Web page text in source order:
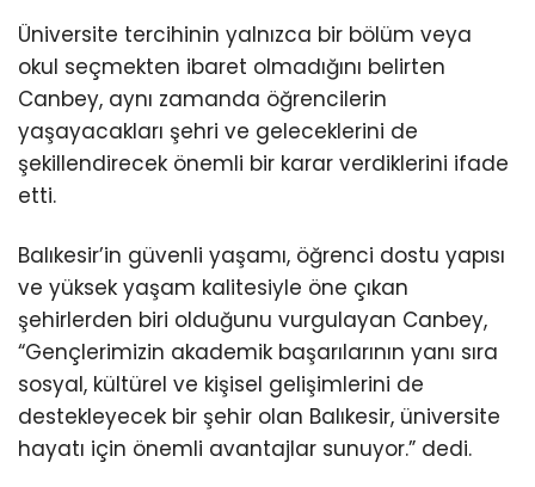
Üniversite tercihinin yalnızca bir bölüm veya
okul seçmekten ibaret olmadığını belirten
Canbey, aynı zamanda öğrencilerin
yaşayacakları şehri ve geleceklerini de
şekillendirecek önemli bir karar verdiklerini ifade
etti.
Balıkesir’in güvenli yaşamı, öğrenci dostu yapısı
ve yüksek yaşam kalitesiyle öne çıkan
şehirlerden biri olduğunu vurgulayan Canbey,
“Gençlerimizin akademik başarılarının yanı sıra
sosyal, kültürel ve kişisel gelişimlerini de
destekleyecek bir şehir olan Balıkesir, üniversite
hayatı için önemli avantajlar sunuyor.” dedi.